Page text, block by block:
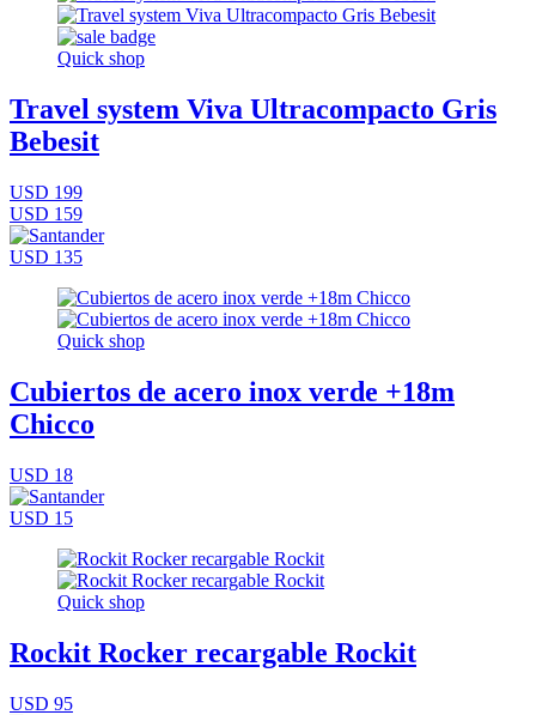
Quick shop
Travel system Viva Ultracompacto Gris
Bebesit
USD 199
USD 159
USD 135
Quick shop
Cubiertos de acero inox verde +18m
Chicco
USD 18
USD 15
Quick shop
Rockit Rocker recargable Rockit
USD 95